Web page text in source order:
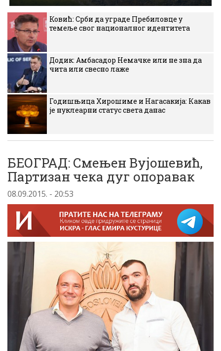
Ковић: Срби да уграде Пребиловце у
темеље свог националног идентитета
Додик: Амбасадор Немачке или не зна да
чита или свесно лаже
Годишњица Хирошиме и Нагасакија: Какав
је нуклеарни статус света данас
БЕОГРАД: Смењен Вујошевић,
Партизан чека дуг опоравак
08.09.2015. - 20:53